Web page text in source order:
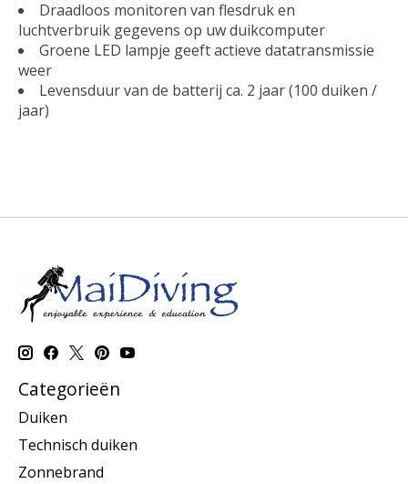
Draadloos monitoren van flesdruk en
luchtverbruik gegevens op uw duikcomputer
Groene LED lampje geeft actieve datatransmissie
weer
Levensduur van de batterij ca. 2 jaar (100 duiken /
jaar)
Categorieën
Duiken
Technisch duiken
Zonnebrand